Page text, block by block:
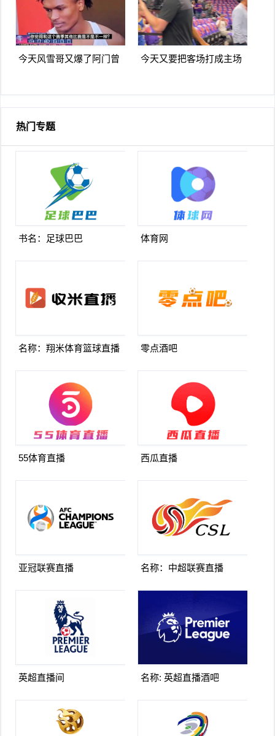
今天风雪哥又爆了阿门曾
非我来防
今天又要把客场打成主场
烈欢迎
热门专题
书名：足球巴巴 体育网
名称：翔米体育篮球直播 零点酒吧
55体育直播 西瓜直播
亚冠联赛直播 名称：中超联赛直播
英超直播间 名称: 英超直播酒吧